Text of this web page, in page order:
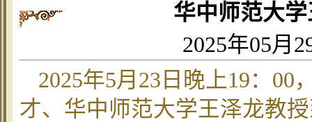
华中师范大
2025年05月
2025年5月23日晚上19：
才、华中师范大学王泽龙教